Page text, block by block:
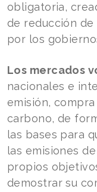
obligatoria,
de reducción
por los
Los mercados
nacionales e
emisión,
carbono, de
las bases para
las emisiones
propios
demostrar su